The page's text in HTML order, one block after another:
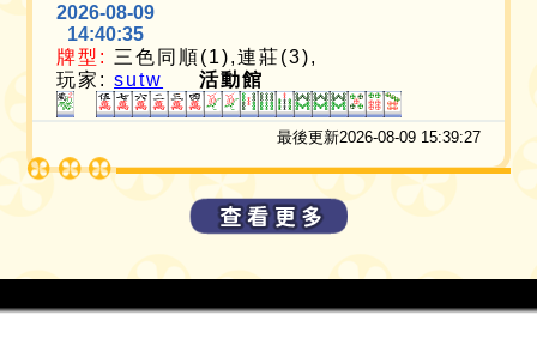
2026-08-09
14:40:35
牌型: 三色同順(1),連莊(3),
玩家:sutw 活動館
最後更新2026-08-09 15:39:27